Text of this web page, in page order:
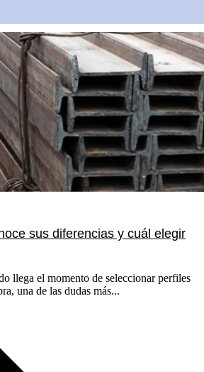
sus diferencias y cuál elegir
llega el momento de seleccionar perfiles
una de las dudas más...